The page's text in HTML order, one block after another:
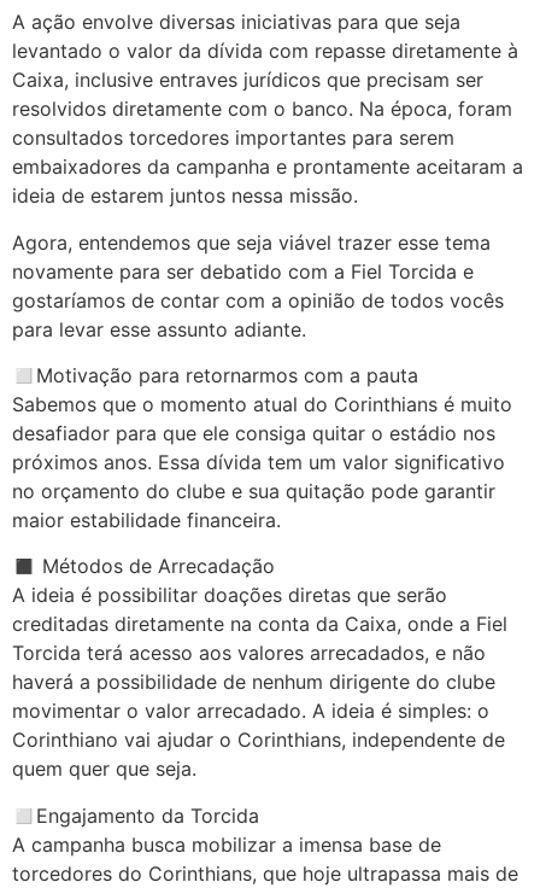
A ação envolve diversas iniciativas para que seja
levantado o valor da dívida com repasse diretamente à
Caixa, inclusive entraves jurídicos que precisam ser
resolvidos diretamente com o banco. Na época, foram
consultados torcedores importantes para serem
embaixadores da campanha e prontamente aceitaram a
ideia de estarem juntos nessa missão.
Agora, entendemos que seja viável trazer esse tema
novamente para ser debatido com a Fiel Torcida e
gostaríamos de contar com a opinião de todos vocês
para levar esse assunto adiante.
◻️Motivação para retornarmos com a pauta
Sabemos que o momento atual do Corinthians é muito
desafiador para que ele consiga quitar o estádio nos
próximos anos. Essa dívida tem um valor significativo
no orçamento do clube e sua quitação pode garantir
maior estabilidade financeira.
◼️ Métodos de Arrecadação
A ideia é possibilitar doações diretas que serão
creditadas diretamente na conta da Caixa, onde a Fiel
Torcida terá acesso aos valores arrecadados, e não
haverá a possibilidade de nenhum dirigente do clube
movimentar o valor arrecadado. A ideia é simples: o
Corinthiano vai ajudar o Corinthians, independente de
quem quer que seja.
◻️Engajamento da Torcida
A campanha busca mobilizar a imensa base de
torcedores do Corinthians, que hoje ultrapassa mais de